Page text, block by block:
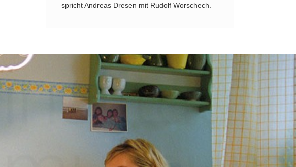
spricht Andreas Dresen mit Rudolf Worschech.